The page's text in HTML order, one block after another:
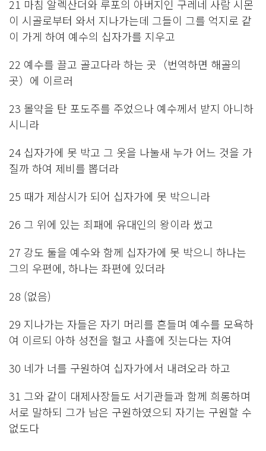
21 마침 알렉산더와 루포의 아버지인 구레네 사람 시몬
이 시골로부터 와서 지나가는데 그들이 그를 억지로 같
이 가게 하여 예수의 십자가를 지우고
22 예수를 끌고 골고다라 하는 곳（번역하면 해골의
곳）에 이르러
23 몰약을 탄 포도주를 주었으나 예수께서 받지 아니하
시니라
24 십자가에 못 박고 그 옷을 나눌새 누가 어느 것을 가
질까 하여 제비를 뽑더라
25 때가 제삼시가 되어 십자가에 못 박으니라
26 그 위에 있는 죄패에 유대인의 왕이라 썼고
27 강도 둘을 예수와 함께 십자가에 못 박으니 하나는
그의 우편에, 하나는 좌편에 있더라
28 (없음)
29 지나가는 자들은 자기 머리를 흔들며 예수를 모욕하
여 이르되 아하 성전을 헐고 사흘에 짓는다는 자여
30 네가 너를 구원하여 십자가에서 내려오라 하고
31 그와 같이 대제사장들도 서기관들과 함께 희롱하며
서로 말하되 그가 남은 구원하였으되 자기는 구원할 수
없도다